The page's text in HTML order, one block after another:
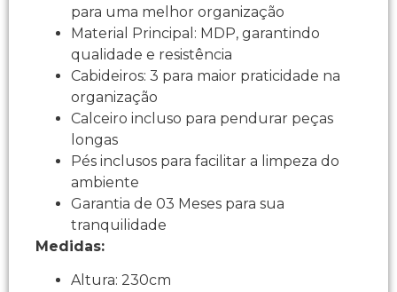
para uma melhor organização
Material Principal: MDP, garantindo
qualidade e resistência
Cabideiros: 3 para maior praticidade na
organização
Calceiro incluso para pendurar peças
longas
Pés inclusos para facilitar a limpeza do
ambiente
Garantia de 03 Meses para sua
tranquilidade
Medidas:
Altura: 230cm